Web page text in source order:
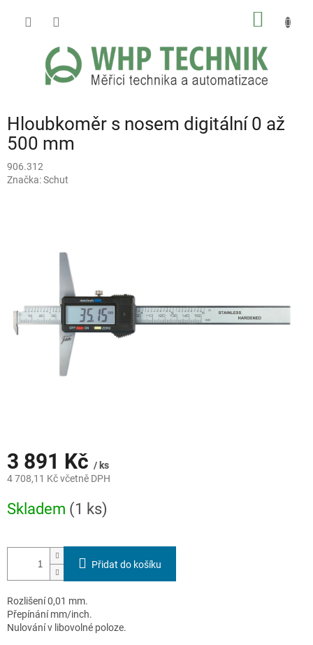
Hloubkoměr s nosem digitální 0 až
500 mm
906.312
Značka:Schut
3 891 Kč / ks
4 708,11 Kč včetně DPH
cena:
Skladem (1 ks)
Přidat do košíku
Rozlišení 0,01 mm.
Přepínání mm/inch.
Nulování v libovolné poloze.